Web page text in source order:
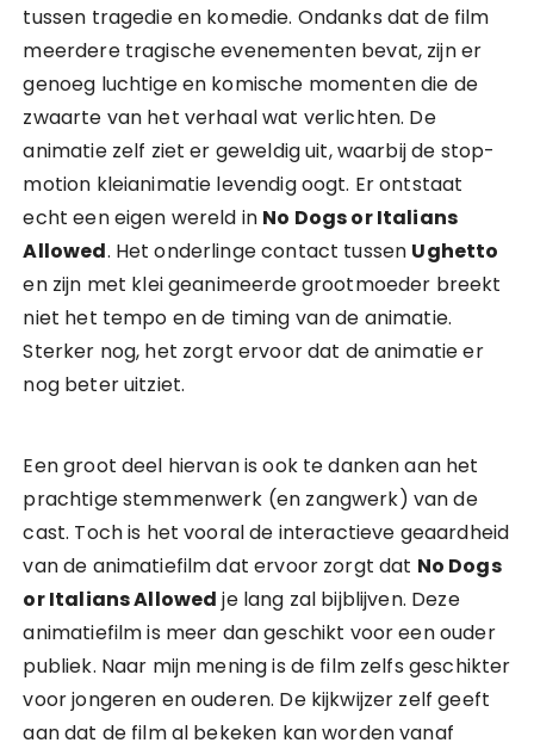
tussen tragedie en komedie. Ondanks dat de film
meerdere tragische evenementen bevat, zijn er
genoeg luchtige en komische momenten die de
zwaarte van het verhaal wat verlichten. De
animatie zelf ziet er geweldig uit, waarbij de stop-
motion kleianimatie levendig oogt. Er ontstaat
echt een eigen wereld in No Dogs or Italians
Allowed. Het onderlinge contact tussen Ughetto
en zijn met klei geanimeerde grootmoeder breekt
niet het tempo en de timing van de animatie.
Sterker nog, het zorgt ervoor dat de animatie er
nog beter uitziet.
Een groot deel hiervan is ook te danken aan het
prachtige stemmenwerk (en zangwerk) van de
cast. Toch is het vooral de interactieve geaardheid
van de animatiefilm dat ervoor zorgt dat No Dogs
or Italians Allowed je lang zal bijblijven. Deze
animatiefilm is meer dan geschikt voor een ouder
publiek. Naar mijn mening is de film zelfs geschikter
voor jongeren en ouderen. De kijkwijzer zelf geeft
aan dat de film al bekeken kan worden vanaf